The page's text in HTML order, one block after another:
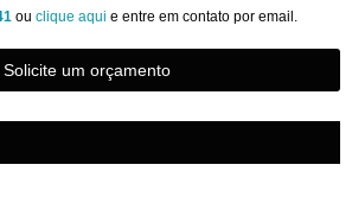
ou clique aqui e entre em contato por email.
Solicite um orçamento